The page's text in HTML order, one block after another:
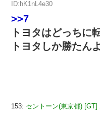
ID:hK1nL4e30
>>7
トヨタはどっちに
トヨタしか勝たんよ
153: セントーン(東京都) [GT]